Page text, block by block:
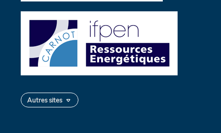
Autres sites